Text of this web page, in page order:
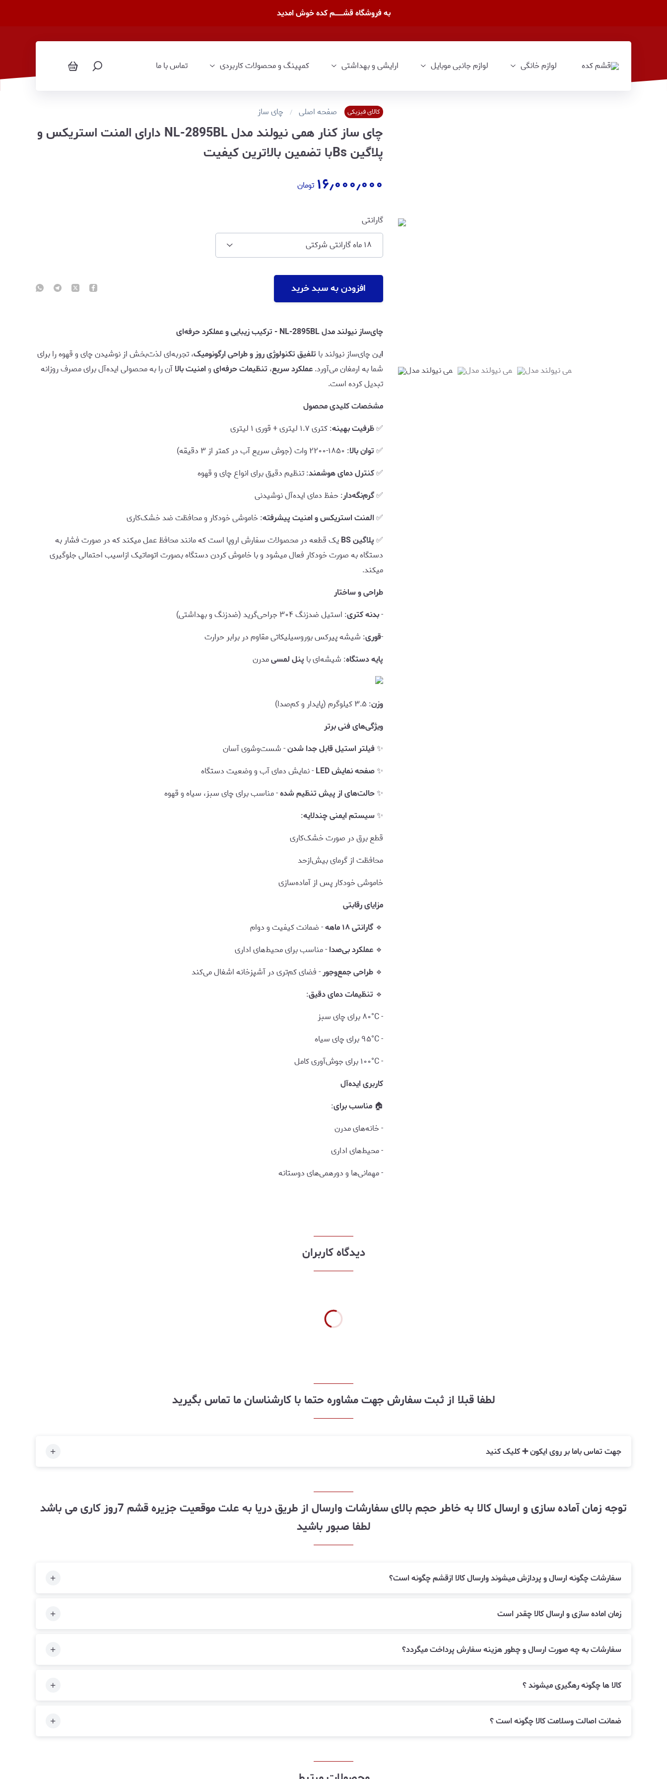
به فروشگاه قشــــــــم کده خوش امدید
لوازم خانگی لوازم جانبی موبایل ارایشی و بهداشتی کمپینگ و محصولات کاربردی تماس با ما
کالای فیزیکی صفحه اصلی چای ساز
چای ساز کنار همی نیولند مدل NL-2895BL دارای المنت استریکس و
پلاگین Bsبا تضمین بالاترین کیفیت
۱۶٫۰۰۰٫۰۰۰ تومان
گارانتی
۱۸ ماه گارانتی شرکتی
افزودن به سبد خرید
چای‌ساز نیولند مدل NL-2895BL - ترکیب زیبایی و عملکرد حرفه‌ای
این چای‌ساز نیولند با تلفیق تکنولوژی روز و طراحی ارگونومیک، تجربه‌ای لذت‌بخش از نوشیدن چای و قهوه را برای
شما به ارمغان می‌آورد.عملکرد سریع، تنظیمات حرفه‌ایوامنیت بالاآن را به محصولی ایده‌آل برای مصرف روزانه
تبدیل کرده است.
مشخصات کلیدی محصول
✅ظرفیت بهینه: کتری ۱.۷ لیتری + قوری ۱ لیتری
✅توان بالا: ۱۸۵۰-۲۲۰۰ وات (جوش سریع آب در کمتر از ۳ دقیقه)
✅کنترل دمای هوشمند: تنظیم دقیق برای انواع چای و قهوه
✅گرم‌نگه‌دار: حفظ دمای ایده‌آل نوشیدنی
✅المنت استریکس و امنیت پیشرفته: خاموشی خودکار و محافظت ضد خشک‌کاری
✅پلاگین BS
یک قطعه در محصولات سفارش اروپا است که مانند محافظ عمل میکند که در صورت فشار به
دستگاه به صورت خودکار فعال میشود و با خاموش کردن دستگاه بصورت اتوماتیک ازاسیب احتمالی جلوگیری
میکند.
طراحی و ساختار
-بدنه کتری: استیل ضدزنگ ۳۰۴ جراحی‌گرید (ضدزنگ و بهداشتی)
-قوری: شیشه پیرکس بوروسیلیکاتی مقاوم در برابر حرارت
پایه دستگاه: شیشه‌ای با پنل لمسیمدرن
وزن: ۳.۵ کیلوگرم (پایدار و کم‌صدا)
ویژگی‌های فنی برتر
✨فیلتر استیل قابل جدا شدن- شست‌وشوی آسان
✨صفحه نمایش LED
- نمایش دمای آب و وضعیت دستگاه
✨حالت‌های از پیش تنظیم شده- مناسب برای چای سبز، سیاه و قهوه
✨سیستم ایمنی چندلایه:
قطع برق در صورت خشک‌کاری
محافظت از گرمای بیش‌ازحد
خاموشی خودکار پس از آماده‌سازی
مزایای رقابتی
🔹 گارانتی ۱۸ ماهه
- ضمانت کیفیت و دوام
🔹 عملکرد بی‌صدا- مناسب برای محیط‌های اداری
🔹 طراحی جمع‌وجور- فضای کم‌تری در آشپزخانه اشغال می‌کند
🔹 تنظیمات دمای دقیق:
- ۸۰°C برای چای سبز
- ۹۵°C برای چای سیاه
- ۱۰۰°C برای جوش‌آوری کامل
کاربری ایده‌آل
🏠 مناسب برای:
- خانه‌های مدرن
- محیط‌های اداری
- مهمانی‌ها و دورهمی‌های دوستانه
دیدگاه کاربران
لطفا قبلا از ثبت سفارش جهت مشاوره حتما با کارشناسان ما تماس بگیرید
جهت تماس باما بر روی ایکون ➕ کلیک کنید
توجه زمان آماده سازی و ارسال کالا به خاطر حجم بالای سفارشات وارسال از طریق دریا به علت موقعیت جزیره قشم 7روز کاری می باشد
لطفا صبور باشید
سفارشات چگونه ارسال و پردازش میشوند وارسال کالا ازقشم چگونه است؟
زمان اماده سازی و ارسال کالا چقدر است
سفارشات به چه صورت ارسال و چطور هزینه سفارش پرداخت میگردد؟
کالا ها چگونه رهگیری میشوند ؟
ضمانت اصالت وسلامت کالا چگونه است ؟